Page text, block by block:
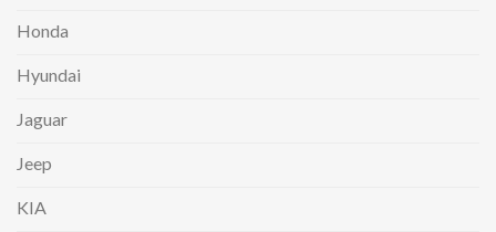
Honda
Hyundai
Jaguar
Jeep
KIA